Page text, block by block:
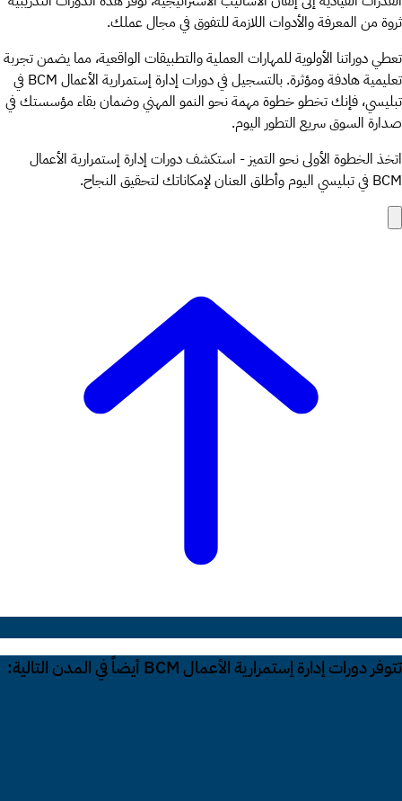
ثروة من المعرفة والأدوات اللازمة للتفوق في مجال عملك.
تعطي دوراتنا الأولوية للمهارات العملية والتطبيقات الواقعية، مما يضمن تجربة
تعليمية هادفة ومؤثرة. بالتسجيل في دورات إدارة إستمرارية الأعمال BCM في
تبليسي، فإنك تخطو خطوة مهمة نحو النمو المهني وضمان بقاء مؤسستك في
صدارة السوق سريع التطور اليوم.
اتخذ الخطوة الأولى نحو التميز - استكشف دورات إدارة إستمرارية الأعمال
BCM في تبليسي اليوم وأطلق العنان لإمكاناتك لتحقيق النجاح.
تتوفر دورات إدارة إستمرارية الأعمال BCM أيضاً في المدن التالية: